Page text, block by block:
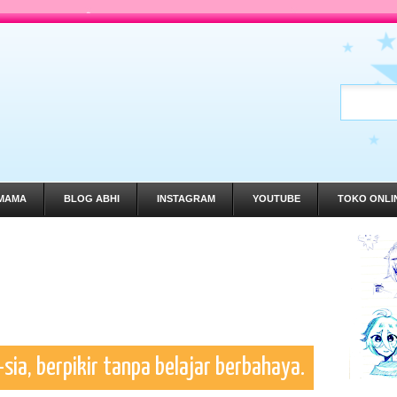
BLOG ABHI INSTAGRAM YOUTUBE TOKO
berpikir tanpa belajar berbahaya.